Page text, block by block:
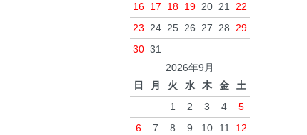
16 17 18 19 20 21 22
23 24 25 26 27 28 29
30 31
2026年9月
日
月 火 水 木 金
土
1
2 3 4
5
6
7 8 9 10 11
12